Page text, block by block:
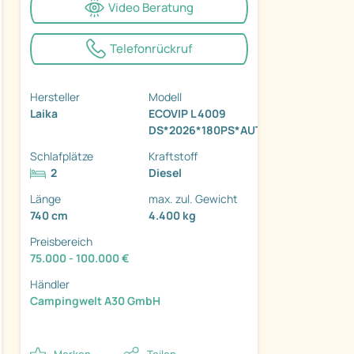
Video Beratung
Telefonrückruf
Hersteller
Laika
Modell
ECOVIP L 4009
DS*2026*180PS*AUTOM.*MARKISE
Schlafplätze
2
Kraftstoff
Diesel
Länge
740 cm
max. zul. Gewicht
4.400 kg
Preisbereich
75.000 - 100.000 €
Händler
Campingwelt A30 GmbH